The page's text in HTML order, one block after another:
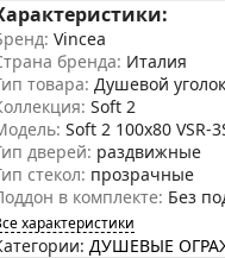
Vincea
бренда: Италия
товара: Душевой уголок
Soft 2
Soft 2 100x80 VSR-
дверей: раздвижные
стекол: прозрачные
в комплекте: Без
характеристики
ДУШЕВЫЕ